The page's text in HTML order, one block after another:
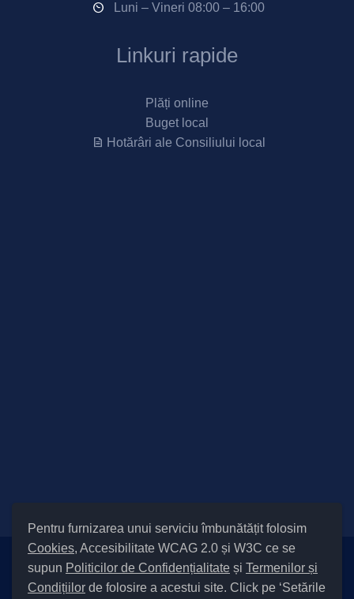
Pentru furnizarea unui serviciu îmbunătățit folosim
Cookies, Accesibilitate WCAG 2.0 și W3C ce se
supun Politicilor de Confidențialitate și Termenilor și
Condițiilor de folosire a acestui site. Click pe ‘Setările
Luni – Vineri 08:00 – 16:00
Linkuri rapide
Plăți online
Buget local
Hotărâri ale Consiliului local
Setări Cookies și Accesibilitate